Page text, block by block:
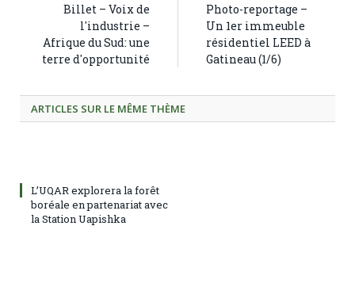
Billet – Voix de
l'industrie –
Afrique du Sud: une
terre d'opportunité
Photo-reportage –
Un 1er immeuble
résidentiel LEED à
Gatineau (1/6)
ARTICLES SUR LE MÊME THÈME
L’UQAR explorera la forêt
boréale en partenariat avec
la Station Uapishka